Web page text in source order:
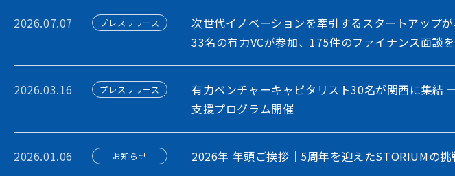
2026.07.07 プレスリリース
次世代イノベーションを牽引するスタートアップ
33名の有力VCが参加、175件のファイナンス面談
2026.03.16 プレスリリース
有力ベンチャーキャピタリスト30名が関西に集
支援プログラム開催
2026.01.06 お知らせ 2026年 年頭ご挨拶｜5周年を迎えたSTORIUMの挑